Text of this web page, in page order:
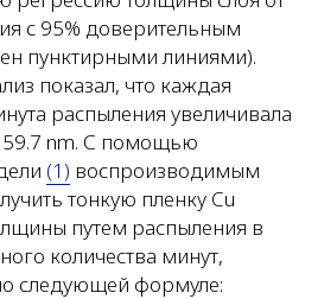
с 95% доверительным
пунктирными линиями).
показал, что каждая
распыления увеличивала
59.7 nm. С помощью
(1) воспроизводимым
тонкую пленку Cu
путем распыления в
количества минут,
следующей формуле: